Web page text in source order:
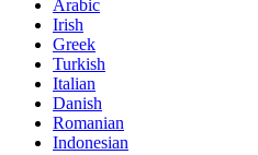
Arabic
Irish
Greek
Turkish
Italian
Danish
Romanian
Indonesian